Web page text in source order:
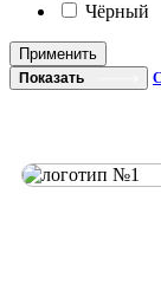
Чёрный
Применить
Показать